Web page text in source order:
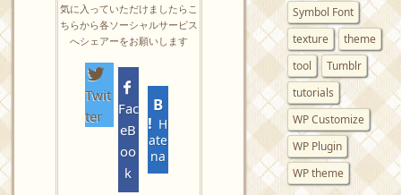
気に入っていただけましたらこ
ちらから各ソーシャルサービス
へシェアーをお願いします
Twit
ter
Fac
eB
oo
k
H
ate
na
Symbol Font
texture
theme
tool
Tumblr
tutorials
WP Customize
WP Plugin
WP theme